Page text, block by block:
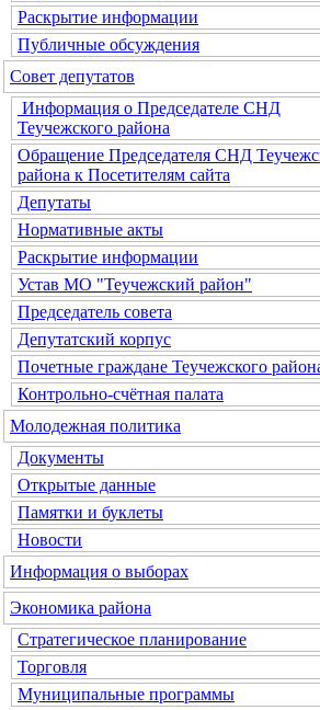
Раскрытие информации
Публичные обсуждения
Совет депутатов
Информация о Председателе СНД
Теучежского района
Обращение Председателя СНД
района к Посетителям сайта
Депутаты
Нормативные акты
Раскрытие информации
Устав МО "Теучежский район"
Председатель совета
Депутатский корпус
Почетные граждане Теучежского
Контрольно-счётная палата
Молодежная политика
Документы
Открытые данные
Памятки и буклеты
Новости
Информация о выборах
Экономика района
Стратегическое планирование
Торговля
Муниципальные программы